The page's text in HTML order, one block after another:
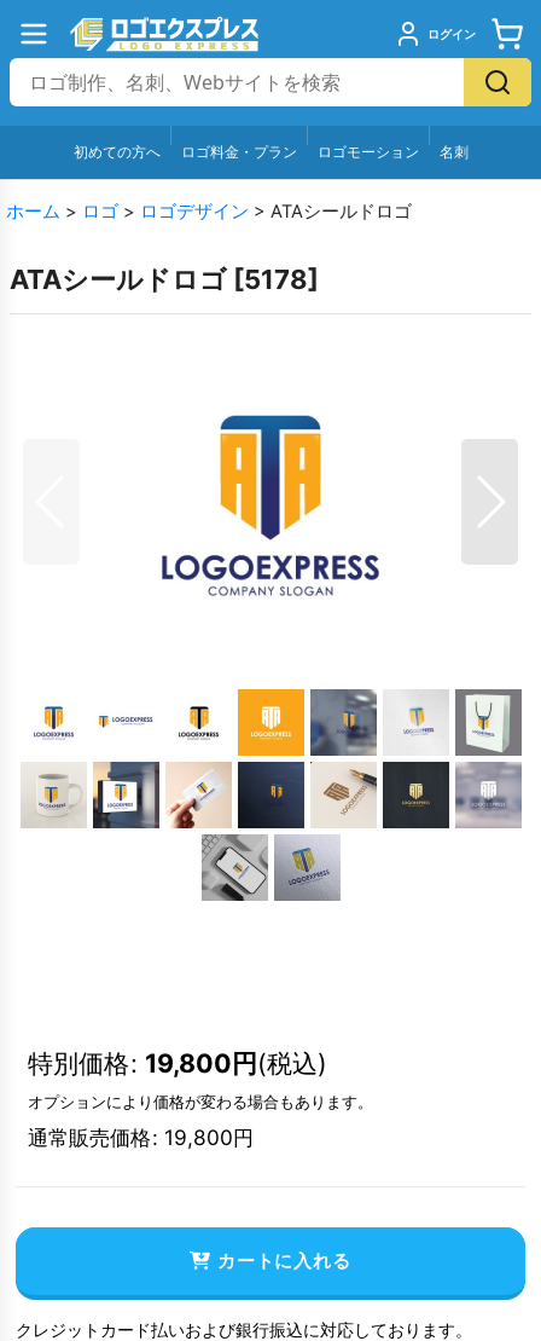
ログイン
初めての方へ ロゴ料金・プラン ロゴモーション 名刺
ホーム > ロゴ > ロゴデザイン > ATAシールドロゴ
ATAシールドロゴ [5178]
特別価格: 19,800円(税込)
オプションにより価格が変わる場合もあります。
通常販売価格: 19,800円
カートに入れる
クレジットカード払いおよび銀行振込に対応しております。